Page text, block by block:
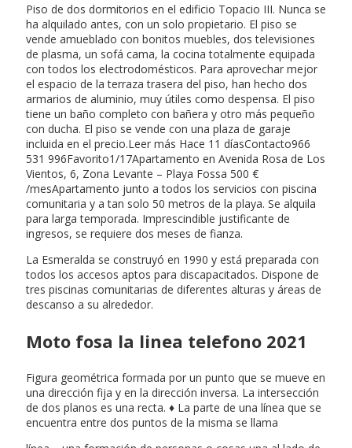
Piso de dos dormitorios en el edificio Topacio III. Nunca se
ha alquilado antes, con un solo propietario. El piso se
vende amueblado con bonitos muebles, dos televisiones
de plasma, un sofá cama, la cocina totalmente equipada
con todos los electrodomésticos. Para aprovechar mejor
el espacio de la terraza trasera del piso, han hecho dos
armarios de aluminio, muy útiles como despensa. El piso
tiene un baño completo con bañera y otro más pequeño
con ducha. El piso se vende con una plaza de garaje
incluida en el precio.Leer más Hace 11 díasContacto966
531 996Favorito1/17Apartamento en Avenida Rosa de Los
Vientos, 6, Zona Levante – Playa Fossa 500 €
/mesApartamento junto a todos los servicios con piscina
comunitaria y a tan solo 50 metros de la playa. Se alquila
para larga temporada. Imprescindible justificante de
ingresos, se requiere dos meses de fianza.
La Esmeralda se construyó en 1990 y está preparada con
todos los accesos aptos para discapacitados. Dispone de
tres piscinas comunitarias de diferentes alturas y áreas de
descanso a su alrededor.
Moto fosa la linea telefono 2021
Figura geométrica formada por un punto que se mueve en
una dirección fija y en la dirección inversa. La intersección
de dos planos es una recta. ♦ La parte de una línea que se
encuentra entre dos puntos de la misma se llama